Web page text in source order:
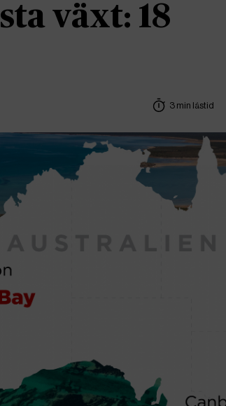
växt: 18
3 min lästid